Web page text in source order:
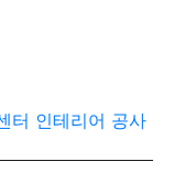
터 인테리어 공사